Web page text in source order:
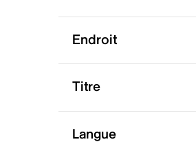
Endroit
Titre
Langue